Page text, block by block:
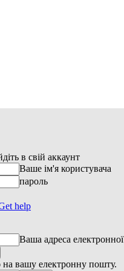
в свій аккаунт
Ваше ім'я користувача
пароль
help
Ваша адреса
на вашу електронну пошту.